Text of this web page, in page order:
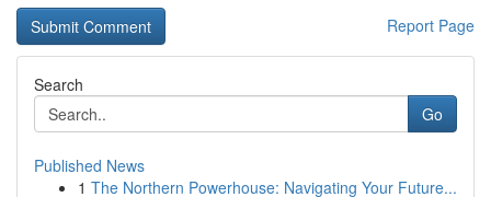
Report Page
Search
Go
Published News
1 The Northern Powerhouse: Navigating Your Future...